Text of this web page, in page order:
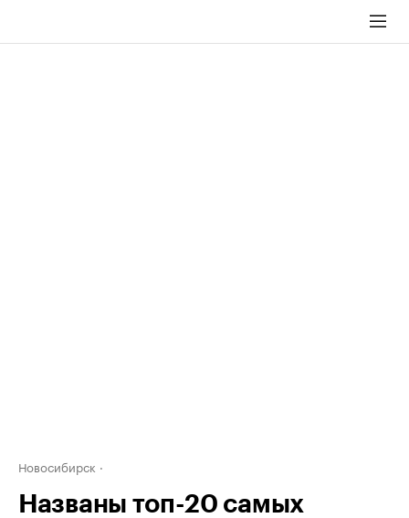
Новосибирск
Названы топ-20 самых